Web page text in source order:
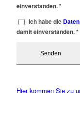
einverstanden.*
Ich habe die
damit einverstanden.*
Hier kommen Sie zu